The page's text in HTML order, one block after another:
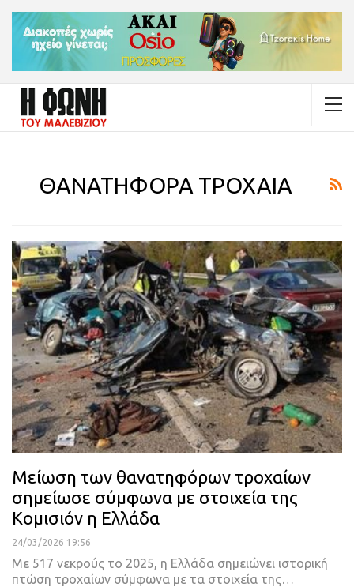
ΘΑΝΑΤΗΦΟΡΑ ΤΡΟΧΑΙΑ
Μείωση των θανατηφόρων τροχαίων
σημείωσε σύμφωνα με στοιχεία της
Κομισιόν η Ελλάδα
24/03/2026 19:56
Με 517 νεκρούς το 2025, η Ελλάδα σημειώνει ιστορική
πτώση τροχαίων σύμφωνα με τα στοιχεία της…